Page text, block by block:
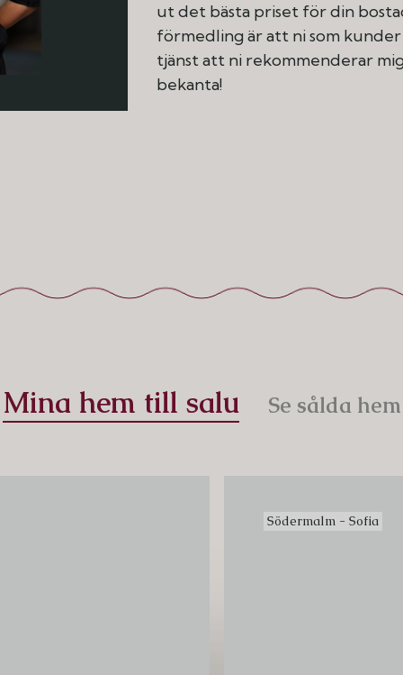
ut det bästa priset för din
förmedling är att ni som kunder
tjänst att ni rekommenderar
bekanta!
Mina hem till salu Se sålda hem
Södermalm - Sofia